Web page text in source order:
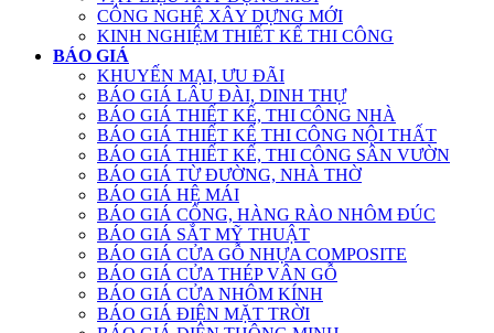
CÔNG NGHỆ XÂY DỰNG MỚI
KINH NGHIỆM THIẾT KẾ THI CÔNG
BÁO GIÁ
KHUYẾN MẠI, ƯU ĐÃI
BÁO GIÁ LÂU ĐÀI, DINH THỰ
BÁO GIÁ THIẾT KẾ, THI CÔNG NHÀ
BÁO GIÁ THIẾT KẾ THI CÔNG NỘI THẤT
BÁO GIÁ THIẾT KẾ, THI CÔNG SÂN VƯỜN
BÁO GIÁ TỪ ĐƯỜNG, NHÀ THỜ
BÁO GIÁ HỆ MÁI
BÁO GIÁ CỔNG, HÀNG RÀO NHÔM ĐÚC
BÁO GIÁ SẮT MỸ THUẬT
BÁO GIÁ CỬA GỖ NHỰA COMPOSITE
BÁO GIÁ CỬA THÉP VÂN GỖ
BÁO GIÁ CỬA NHÔM KÍNH
BÁO GIÁ ĐIỆN MẶT TRỜI